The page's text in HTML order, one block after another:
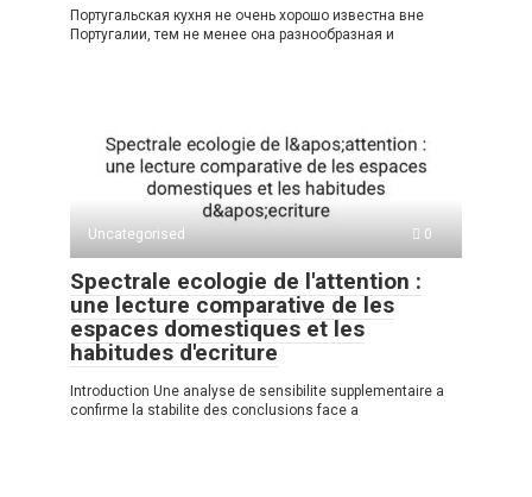
Португальская кухня не очень хорошо известна вне
Португалии, тем не менее она разнообразная и
Uncategorised 0
Spectrale ecologie de l'attention :
une lecture comparative de les
espaces domestiques et les
habitudes d'ecriture
Introduction Une analyse de sensibilite supplementaire a
confirme la stabilite des conclusions face a